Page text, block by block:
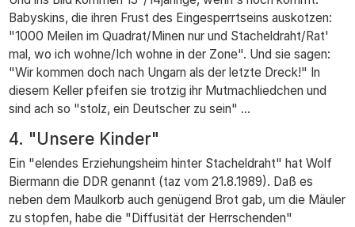
Babyskins, die ihren Frust des Eingesperrtseins auskotzen:
"1000 Meilen im Quadrat/Minen nur und Stacheldraht/Rat'
mal, wo ich wohne/Ich wohne in der Zone". Und sie sagen:
"Wir kommen doch nach Ungarn als der letzte Dreck!" In
diesem Keller pfeifen sie trotzig ihr Mutmachliedchen und
sind ach so "stolz, ein Deutscher zu sein" ...
4. "Unsere Kinder"
Ein "elendes Erziehungsheim hinter Stacheldraht" hat Wolf
Biermann die DDR genannt (taz vom 21.8.1989). Daß es
neben dem Maulkorb auch genügend Brot gab, um die Mäuler
zu stopfen, habe die "Diffusität der Herrschenden"